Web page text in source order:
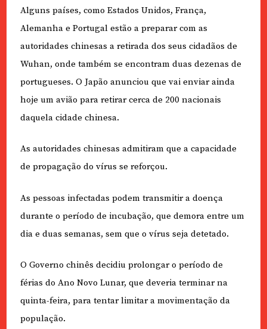
Alguns países, como Estados Unidos, França,
Alemanha e Portugal estão a preparar com as
autoridades chinesas a retirada dos seus cidadãos de
Wuhan, onde também se encontram duas dezenas de
portugueses. O Japão anunciou que vai enviar ainda
hoje um avião para retirar cerca de 200 nacionais
daquela cidade chinesa.
As autoridades chinesas admitiram que a capacidade
de propagação do vírus se reforçou.
As pessoas infectadas podem transmitir a doença
durante o período de incubação, que demora entre um
dia e duas semanas, sem que o vírus seja detetado.
O Governo chinês decidiu prolongar o período de
férias do Ano Novo Lunar, que deveria terminar na
quinta-feira, para tentar limitar a movimentação da
população.